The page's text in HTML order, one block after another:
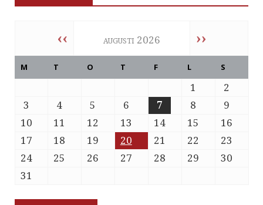
‹‹ augusti 2026 ››
M T O T F L S
1
2
3
4 5 6 7 8
9
10
11 12 13 14 15
16
17
18 19 20 21 22
23
24
25 26 27 28 29
30
31